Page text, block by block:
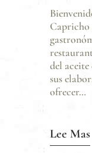
Capricho
del
sus
ofrecer…
Lee Mas